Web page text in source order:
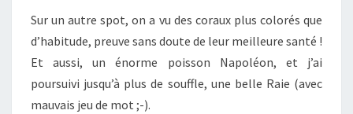
Sur un autre spot, on a vu des coraux plus colorés que
d’habitude, preuve sans doute de leur meilleure santé !
Et aussi, un énorme poisson Napoléon, et j’ai
poursuivi jusqu’à plus de souffle, une belle Raie (avec
mauvais jeu de mot ;-).